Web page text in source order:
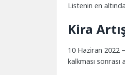
Listenin en
Kira
10 Haziran 2022
kalkması sonrası